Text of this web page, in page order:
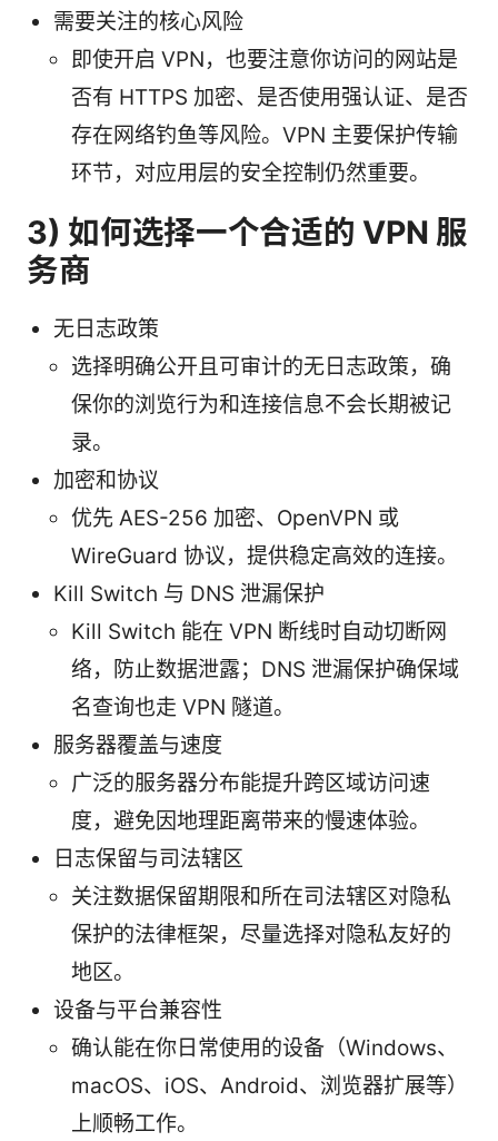
需要关注的核心风险
即使开启 VPN，也要注意你访问的网站是
否有 HTTPS 加密、是否使用强认证、是否
存在网络钓鱼等风险。VPN 主要保护传输
环节，对应用层的安全控制仍然重要。
3) 如何选择一个合适的 VPN 服
务商
无日志政策
选择明确公开且可审计的无日志政策，确
保你的浏览行为和连接信息不会长期被记
录。
加密和协议
优先 AES-256 加密、OpenVPN 或
WireGuard 协议，提供稳定高效的连接。
Kill Switch 与 DNS 泄漏保护
Kill Switch 能在 VPN 断线时自动切断网
络，防止数据泄露；DNS 泄漏保护确保域
名查询也走 VPN 隧道。
服务器覆盖与速度
广泛的服务器分布能提升跨区域访问速
度，避免因地理距离带来的慢速体验。
日志保留与司法辖区
关注数据保留期限和所在司法辖区对隐私
保护的法律框架，尽量选择对隐私友好的
地区。
设备与平台兼容性
确认能在你日常使用的设备（Windows、
macOS、iOS、Android、浏览器扩展等）
上顺畅工作。